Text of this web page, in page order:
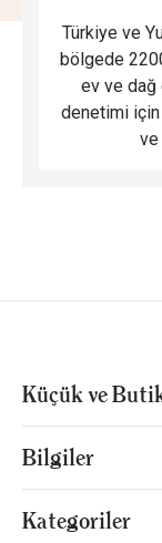
Türkiye ve
bölgede
ev ve dağ
denetimi
ve
Küçük ve
Bilgiler
Kategoriler